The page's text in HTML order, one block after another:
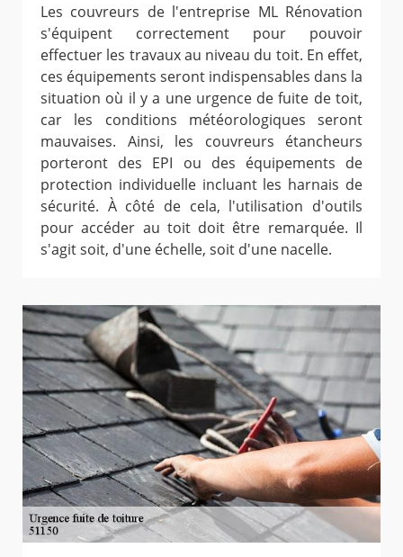
Les couvreurs de l'entreprise ML Rénovation
s'équipent correctement pour pouvoir
effectuer les travaux au niveau du toit. En effet,
ces équipements seront indispensables dans la
situation où il y a une urgence de fuite de toit,
car les conditions météorologiques seront
mauvaises. Ainsi, les couvreurs étancheurs
porteront des EPI ou des équipements de
protection individuelle incluant les harnais de
sécurité. À côté de cela, l'utilisation d'outils
pour accéder au toit doit être remarquée. Il
s'agit soit, d'une échelle, soit d'une nacelle.